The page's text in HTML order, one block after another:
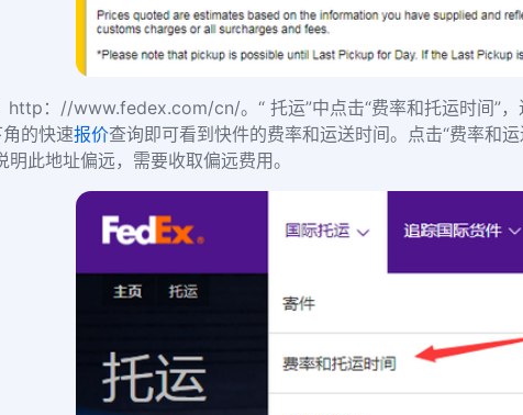
http ： //www.fedex.com/cn/。“ 托运”中点击“费率和托运时间”
的快速报价查询即可看到快件的费率和运送时间。点击“费率和
明此地址偏远，需要收取偏远费用。